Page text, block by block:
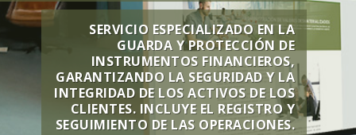
SERVICIO ESPECIALIZADO EN LA
GUARDA Y PROTECCIÓN DE
INSTRUMENTOS FINANCIEROS,
GARANTIZANDO LA SEGURIDAD Y LA
INTEGRIDAD DE LOS ACTIVOS DE LOS
CLIENTES. INCLUYE EL REGISTRO Y
SEGUIMIENTO DE LAS OPERACIONES.